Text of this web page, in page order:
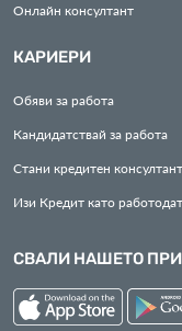
Онлайн консултант
КАРИЕРИ
Обяви за работа
Кандидатствай за работа
Стани кредитен консултант
Изи Кредит като
СВАЛИ НАШЕТО